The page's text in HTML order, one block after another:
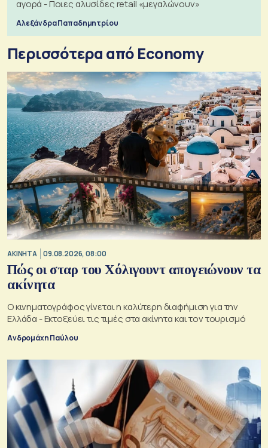
αγορά - Ποιες αλυσίδες retail «μεγαλώνουν»
Αλεξάνδρα Παπαδημητρίου
Περισσότερα από Economy
ΑΚΙΝΗΤΑ 09.08.2026, 08:00
Πώς οι σταρ του Χόλιγουντ απογειώνουν τα
ακίνητα
Ο κινηματογράφος γίνεται η καλύτερη διαφήμιση για την
Ελλάδα - Εκτοξεύει τις τιμές στα ακίνητα και τον τουρισμό
Ανδρομάχη Παύλου